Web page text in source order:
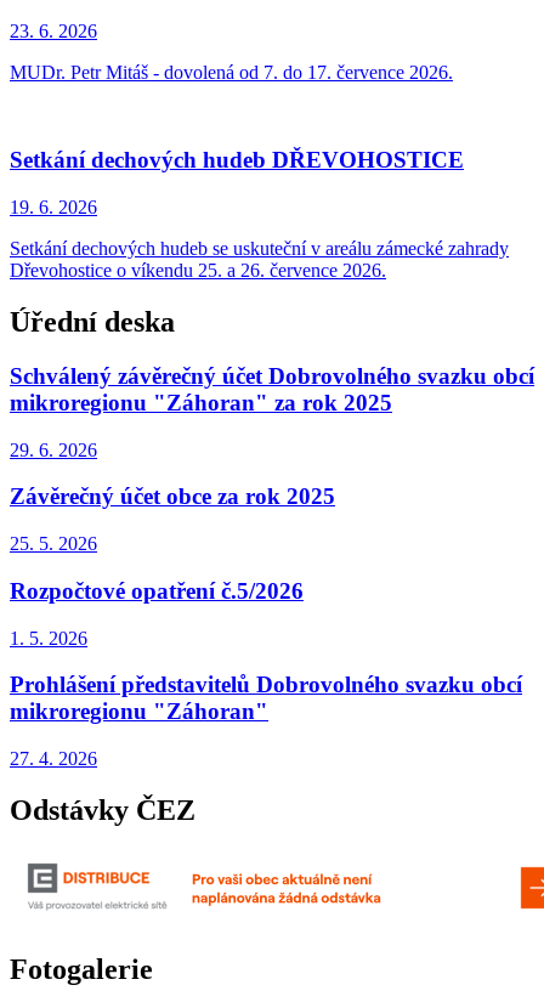
23. 6. 2026
MUDr. Petr Mitáš - dovolená od 7. do 17. července 2026.
Setkání dechových hudeb DŘEVOHOSTICE
19. 6. 2026
Setkání dechových hudeb se uskuteční v areálu zámecké zahrady
Dřevohostice o víkendu 25. a 26. července 2026.
Úřední deska
Schválený závěrečný účet Dobrovolného svazku obcí
mikroregionu "Záhoran" za rok 2025
29. 6. 2026
Závěrečný účet obce za rok 2025
25. 5. 2026
Rozpočtové opatření č.5/2026
1. 5. 2026
Prohlášení představitelů Dobrovolného svazku obcí
mikroregionu "Záhoran"
27. 4. 2026
Odstávky ČEZ
Fotogalerie